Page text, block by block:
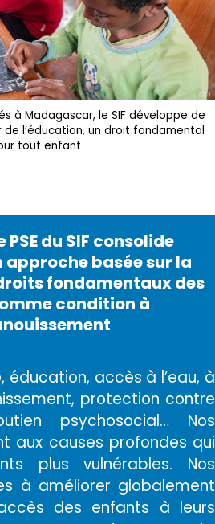
à Madagascar, le SIF développe de
l’éducation, un droit fondamental
tout enfant
du SIF consolide
basée sur la
fondamentaux des
condition à
éducation, accès à l’eau, à
protection contre
psychosocial… Nos
aux causes profondes qui
plus vulnérables. Nos
à améliorer globalement
des enfants à leurs